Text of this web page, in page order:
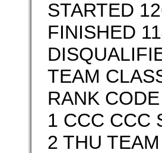
STARTED
FINISHED
TEAM
RANK
1 CCC CCC
2 THU